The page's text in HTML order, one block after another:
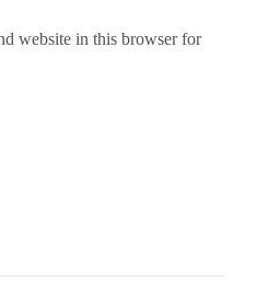
website in this browser for